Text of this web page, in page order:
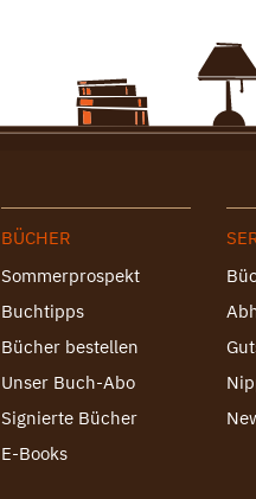
BÜCHER
Sommerprospekt
Buchtipps
Bücher bestellen
Unser Buch-Abo
Signierte Bücher
E-Books